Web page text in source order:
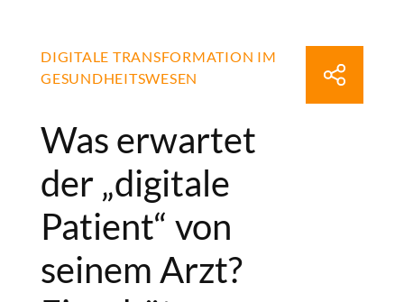
DIGITALE TRANSFORMATION IM
GESUNDHEITSWESEN
Was erwartet
der „digitale
Patient“ von
seinem Arzt?